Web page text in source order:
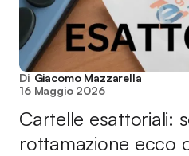
Di Giacomo Mazzarella
16 Maggio 2026
Cartelle esattoriali:
rottamazione ecco